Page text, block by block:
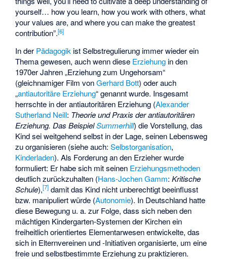
yourself… how you learn, how you work with others, what
your values are, and where you can make the greatest
contribution”.[6]
In der Pädagogik ist Selbstregulierung immer wieder ein
Thema gewesen, auch wenn diese Erziehung in den
1970er Jahren „Erziehung zum Ungehorsam“
(gleichnamiger Film vonGerhard Bott) oder auch
„antiautoritäre Erziehung“ genannt wurde. Insgesamt
herrschte in der antiautoritären Erziehung (Alexander
Sutherland Neill: Theorie und Praxis der antiautoritären
Erziehung. Das BeispielSummerhill) die Vorstellung, das
Kind sei weitgehend selbst in der Lage, seinen Lebensweg
zu organisieren (siehe auch:Selbstorganisation,
Kinderladen). Als Forderung an den Erzieher wurde
formuliert: Er habe sich mit seinen Erziehungsmethoden
deutlich zurückzuhalten (Hans-Jochen Gamm:Kritische
Schule),[7] damit das Kind nicht unberechtigt beeinflusst
bzw. manipuliert würde (Autonomie). In Deutschland hatte
diese Bewegung u. a. zur Folge, dass sich neben den
mächtigen Kindergarten-Systemen der Kirchen ein
freiheitlich orientiertes Elementarwesen entwickelte, das
sich in Elternvereinen und -Initiativen organisierte, um eine
freie und selbstbestimmte Erziehung zu praktizieren.